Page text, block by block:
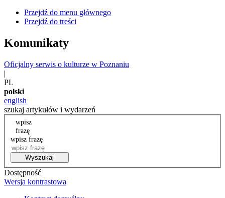
Przejdź do menu głównego
Przejdź do treści
Komunikaty
Oficjalny serwis o kulturze w Poznaniu
|
PL
polski
english
szukaj artykułów i wydarzeń
wpisz
frazę
wpisz frazę
Wyszukaj
Dostępność
Wersja kontrastowa